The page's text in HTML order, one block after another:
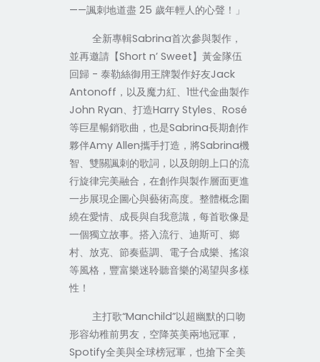
——諷刺地道盡 25 歲年輕人的心聲！」
全新專輯Sabrina首次參與製作，
並再邀請【Short n’ Sweet】黃金隊伍
回歸- 泰勒絲御用王牌製作好友Jack
Antonoff ，以及魔力紅、 1世代金曲製作
John Ryan、打造Harry Styles、 Rosé
等巨星暢銷歌曲，也是Sabrina長期創作
夥伴Amy Allen攜手打造，將Sabrina機
智、雙關諷刺的歌詞，以及朗朗上口的流
行旋律完美融合，在創作與製作層面更進
一步展現企圖心與藝術高度。整體概念圍
繞在愛情、成長與自我意識，每首歌像是
一個獨立故事。搭入流行、迪斯可、鄉
村、放克、節奏藍調、電子合成樂、搖滾
等風格，豐富樂迷聆聽音樂的渴望與多樣
性！
主打歌“Manchild”以超幽默的口吻
形容幼稚前男友，空降英美兩地冠軍，
Spotify全美與全球榜冠軍，也搶下全美